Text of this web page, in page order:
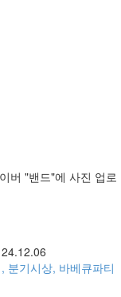
버 "밴드"에 사진 업로
24.12.06
분기시상, 바베큐파티